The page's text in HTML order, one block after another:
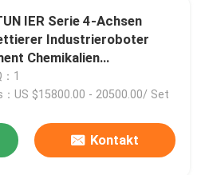
IER Serie 4-Achsen
Industrieroboter
Chemikalien
1
：US $15800.00 - 20500.00/ Set
Kontakt